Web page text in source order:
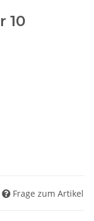
10
Frage zum Artikel